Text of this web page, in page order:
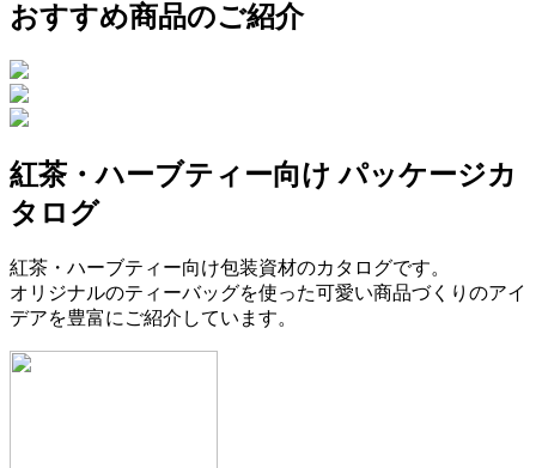
おすすめ商品のご紹介
紅茶・ハーブティー向け パッケージカ
タログ
紅茶・ハーブティー向け包装資材のカタログです。
オリジナルのティーバッグを使った可愛い商品づくりのアイ
デアを豊富にご紹介しています。